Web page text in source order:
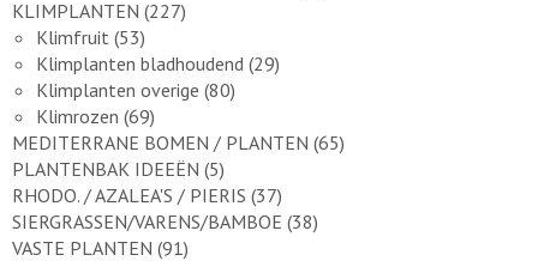
KLIMPLANTEN (227)
Klimfruit (53)
Klimplanten bladhoudend (29)
Klimplanten overige (80)
Klimrozen (69)
MEDITERRANE BOMEN / PLANTEN (65)
PLANTENBAK IDEEËN (5)
RHODO. / AZALEA'S / PIERIS (37)
SIERGRASSEN/VARENS/BAMBOE (38)
VASTE PLANTEN (91)